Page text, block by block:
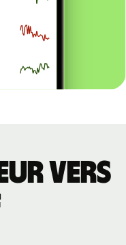
vers